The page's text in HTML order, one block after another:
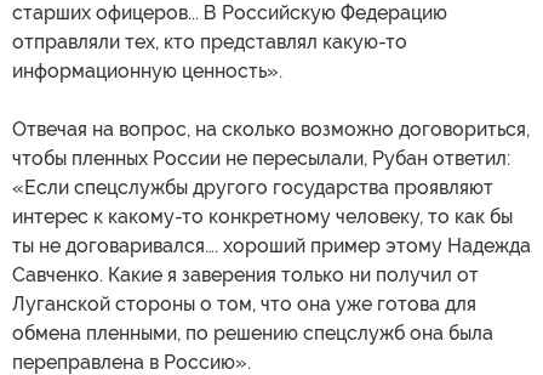
старших офицеров... В Российскую Федерацию
отправляли тех, кто представлял какую-то
информационную ценность».
Отвечая на вопрос, на сколько возможно договориться,
чтобы пленных России не пересылали, Рубан ответил:
«Если спецслужбы другого государства проявляют
интерес к какому-то конкретному человеку, то как бы
ты не договаривался…. хороший пример этому Надежда
Савченко. Какие я заверения только ни получил от
Луганской стороны о том, что она уже готова для
обмена пленными, по решению спецслужб она была
переправлена в Россию».